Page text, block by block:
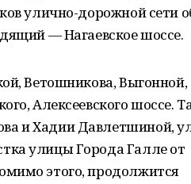
улично-дорожной сети
― Нагаевское шоссе.
Ветошникова, Выгонной,
Алексеевского шоссе.
и Хадии Давлетшиной,
улицы Города Галле от
этого, продолжится